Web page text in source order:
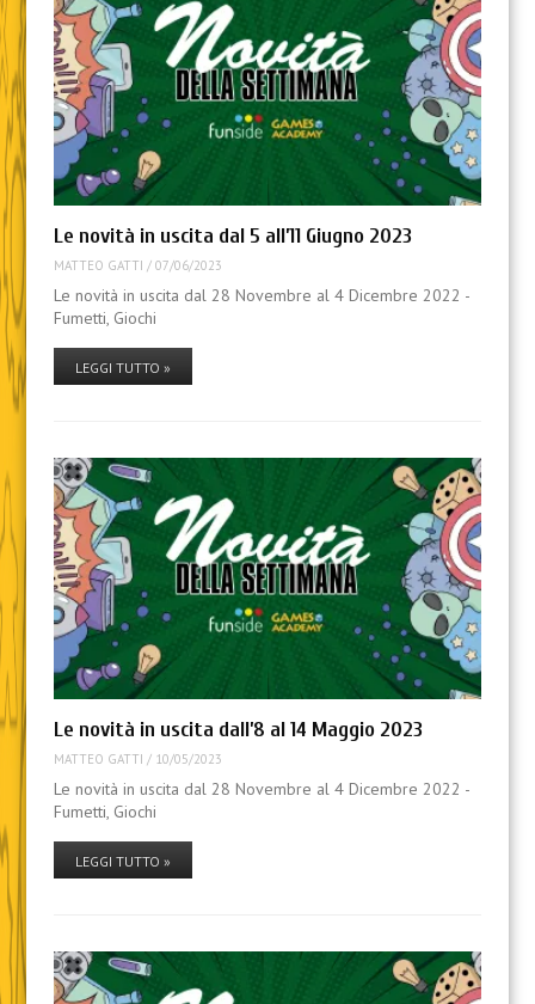
Le novità in uscita dal 5 all’11 Giugno 2023
MATTEO GATTI / 07/06/2023
Le novità in uscita dal 28 Novembre al 4 Dicembre 2022 -
Fumetti, Giochi
LEGGI TUTTO »
Le novità in uscita dall’8 al 14 Maggio 2023
MATTEO GATTI / 10/05/2023
Le novità in uscita dal 28 Novembre al 4 Dicembre 2022 -
Fumetti, Giochi
LEGGI TUTTO »